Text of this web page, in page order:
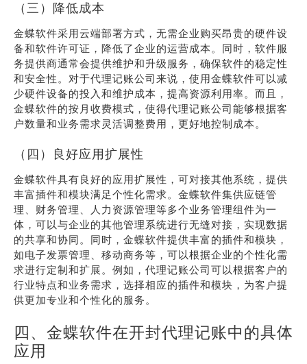
（三）降低成本
金蝶软件采用云端部署方式，无需企业购买昂贵的硬件设
备和软件许可证，降低了企业的运营成本。同时，软件服
务提供商通常会提供维护和升级服务，确保软件的稳定性
和安全性。对于代理记账公司来说，使用金蝶软件可以减
少硬件设备的投入和维护成本，提高资源利用率。而且，
金蝶软件的按月收费模式，使得代理记账公司能够根据客
户数量和业务需求灵活调整费用，更好地控制成本。
（四）良好应用扩展性
金蝶软件具有良好的应用扩展性，可对接其他系统，提供
丰富插件和模块满足个性化需求。金蝶软件集供应链管
理、财务管理、人力资源管理等多个业务管理组件为一
体，可以与企业的其他管理系统进行无缝对接，实现数据
的共享和协同。同时，金蝶软件提供丰富的插件和模块，
如电子发票管理、移动商务等，可以根据企业的个性化需
求进行定制和扩展。例如，代理记账公司可以根据客户的
行业特点和业务需求，选择相应的插件和模块，为客户提
供更加专业和个性化的服务。
四、金蝶软件在开封代理记账中的具体
应用